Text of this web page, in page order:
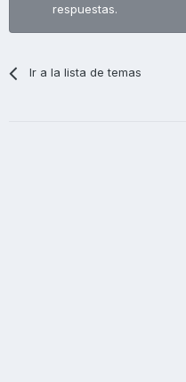
respuestas.
Ir a la lista de temas